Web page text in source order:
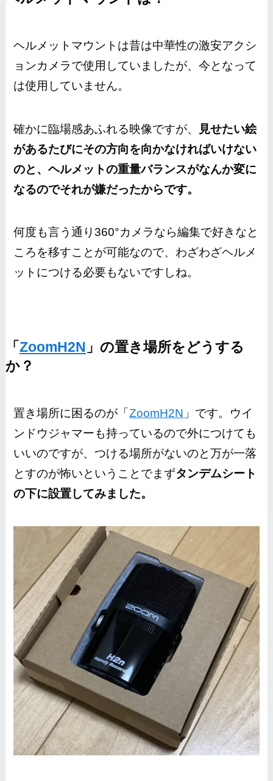
ヘルメットマウントは昔は中華性の激安アクシ
ョンカメラで使用していましたが、今となって
は使用していません。
確かに臨場感あふれる映像ですが、
見せたい絵
があるたびにその方向を向かなければいけない
のと、ヘルメットの重量バランスがなんか変に
なるのでそれが嫌だったからです。
何度も言う通り360°カメラなら編集で好きなと
ころを移すことが可能なので、わざわざヘルメ
ットにつける必要もないですしね。
「 ZoomH2N 」の置き場所をどうする
か？
置き場所に困るのが「ZoomH2N 」です。ウイ
ンドウジャマーも持っているので外につけても
いいのですが、つける場所がないのと万が一落
とすのが怖いということでまずタンデムシート
の下に設置してみました。